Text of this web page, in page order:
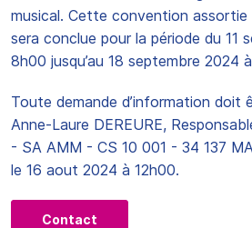
musical. Cette convention assortie
sera conclue pour la période du 11
8h00 jusqu’au 18 septembre 2024
Toute demande d’information doit
Anne-Laure DEREURE,
- SA AMM - CS 10 001 - 34 137
le 16 aout 2024 à 12h00.
Contact